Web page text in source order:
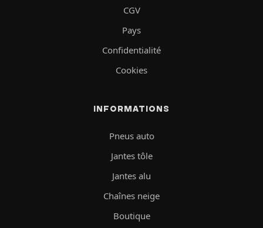
CGV
Pays
Confidentialité
Cookies
INFORMATIONS
Pneus auto
Jantes tôle
Jantes alu
Chaînes neige
Boutique